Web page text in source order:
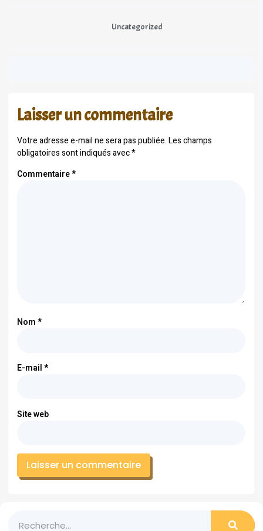
Uncategorized
Laisser un commentaire
Votre adresse e-mail ne sera pas publiée.Les champs
obligatoires sont indiqués avec*
Commentaire*
Nom*
E-mail*
Site web